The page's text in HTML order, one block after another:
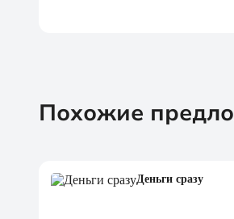
Похожие
Деньги сразу